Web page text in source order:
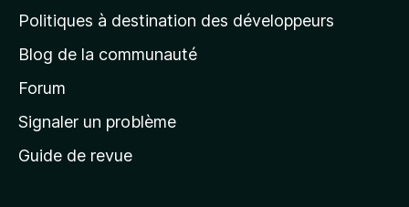
g
d
a
c
Politiques à destination des développeurs
Blog de la communauté
Forum
Signaler un problème
Guide de revue